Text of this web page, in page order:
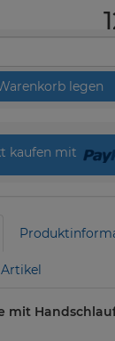
legen
kaufen mit
mit